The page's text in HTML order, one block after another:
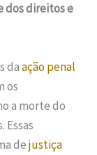
dos direitos e
daação penal
os
a morte do
dejustiça